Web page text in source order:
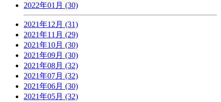
2022年01月 (30)
2021年12月 (31)
2021年11月 (29)
2021年10月 (30)
2021年09月 (30)
2021年08月 (32)
2021年07月 (32)
2021年06月 (30)
2021年05月 (32)